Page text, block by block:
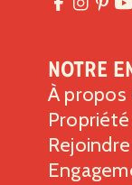
Sodium
Glucides
Fibres
Sucres
Notre
À propos